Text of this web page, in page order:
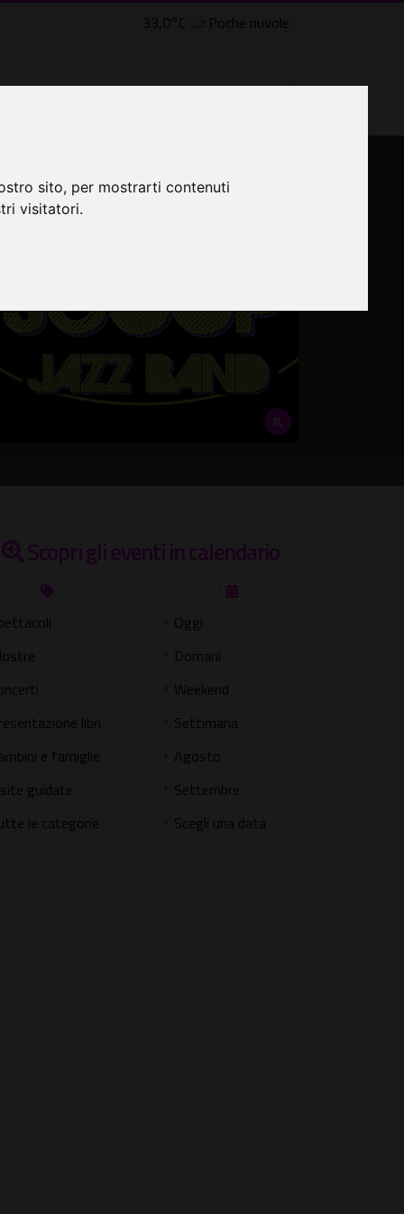
sito, per mostrarti contenuti
visitatori.
Civette
33,0°C Poche nuvole
EVENTI ˅ CINEMA ˅
Scopri gli eventi in calendario
libri
e famiglie
guidate
le categorie
Oggi
Domani
Weekend
Settimana
Agosto
Settembre
Scegli una data